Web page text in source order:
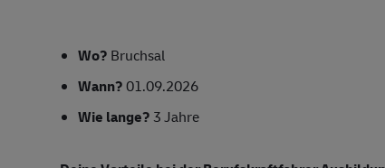
Wo? Bruchsal
Wann?01.09.2026
Wie lange? 3 Jahre